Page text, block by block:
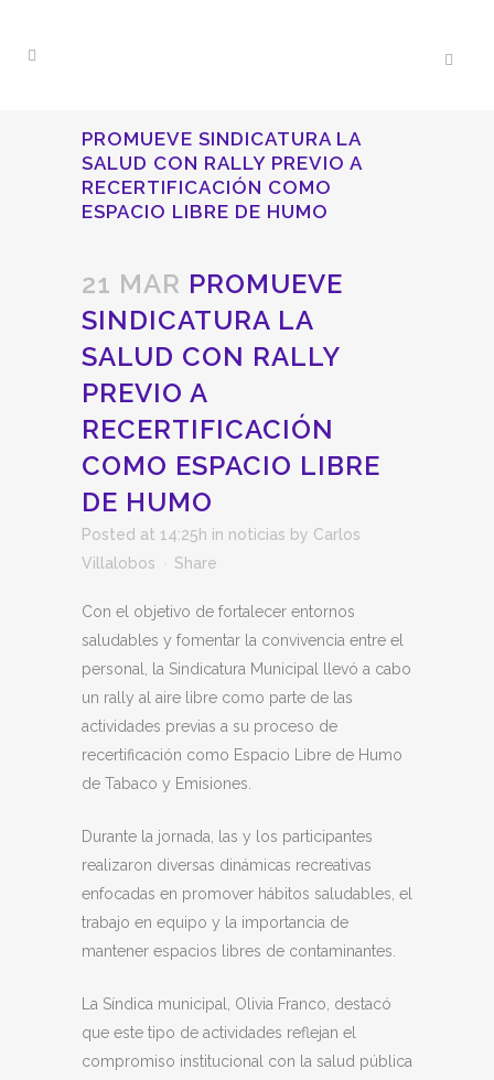
PROMUEVE SINDICATURA LA
SALUD CON RALLY PREVIO A
RECERTIFICACIÓN COMO
ESPACIO LIBRE DE HUMO
21 MAR PROMUEVE
SINDICATURA LA
SALUD CON RALLY
PREVIO A
RECERTIFICACIÓN
COMO ESPACIO LIBRE
DE HUMO
Posted at 14:25h in noticias by Carlos
Villalobos
Share
Con el objetivo de fortalecer entornos
saludables y fomentar la convivencia entre el
personal, la Sindicatura Municipal llevó a cabo
un rally al aire libre como parte de las
actividades previas a su proceso de
recertificación como Espacio Libre de Humo
de Tabaco y Emisiones.
Durante la jornada, las y los participantes
realizaron diversas dinámicas recreativas
enfocadas en promover hábitos saludables, el
trabajo en equipo y la importancia de
mantener espacios libres de contaminantes.
La Síndica municipal, Olivia Franco, destacó
que este tipo de actividades reflejan el
compromiso institucional con la salud pública